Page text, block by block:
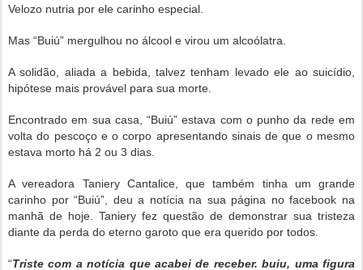
Velozo nutria por ele carinho especial.
Mas “Buiú” mergulhou no álcool e virou um alcoólatra.
A solidão, aliada a bebida, talvez tenham levado ele ao suicídio,
hipótese mais provável para sua morte.
Encontrado em sua casa, “Buiú” estava com o punho da rede em
volta do pescoço e o corpo apresentando sinais de que o mesmo
estava morto há 2 ou 3 dias.
A vereadora Taniery Cantalice, que também tinha um grande
carinho por “Buiú”, deu a notícia na sua página no facebook na
manhã de hoje. Taniery fez questão de demonstrar sua tristeza
diante da perda do eterno garoto que era querido por todos.
“Triste com a notícia que acabei de receber. buiu, uma figura